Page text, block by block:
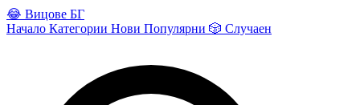
😂 Вицове БГ
Начало Категории Нови Популярни 🎲 Случаен